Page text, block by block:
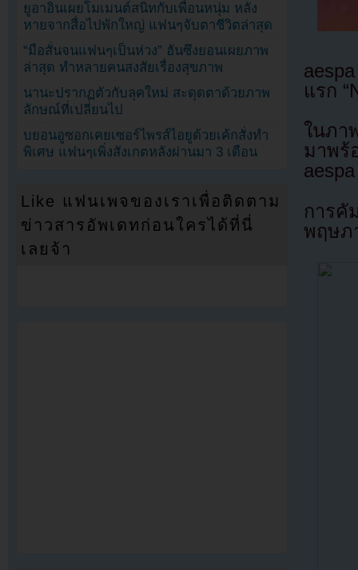
แรก
ในภา
มาพร้
aespa
การคั
พฤษภ
ยูอาอินเผยโมเมนต์สนิทกับเพื่อนหนุ่ม หลัง
หายจากสื่อไปพักใหญ่ แฟนๆจับตาชีวิตล่าสุด
“มือสั่นจนแฟนๆเป็นห่วง” ฮันซึงยอนเผยภาพ
ล่าสุด ทำหลายคนสงสัยเรื่องสุขภาพ
นานะปรากฏตัวกับลุคใหม่ สะดุดตาด้วยภาพ
ลักษณ์ที่เปลี่ยนไป
บยอนอูซอกเคยเซอร์ไพรส์ไอยูด้วยเค้กสั่งทำ
พิเศษ แฟนๆเพิ่งสังเกตหลังผ่านมา 3 เดือน
Like แฟนเพจของเราเพื่อติดตาม
ข่าวสารอัพเดทก่อนใครได้ที่นี่
เลยจ้า